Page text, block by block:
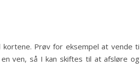
Prøv for eksempel at vende ti
ven, så I kan skiftes til at afsløre og